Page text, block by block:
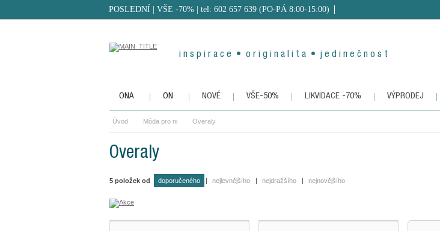
i n s p i r a c e • o r i g i n a l i t a • j e d i n e č n o s t
POSLEDNÍ | VŠE -70%| tel: 602 657 639 (PO-PÁ 8:00-15:00)
ONA ON NOVÉ VŠE-50% LIKVIDACE -70% VÝPRODEJ
Úvod Móda pro ni Overaly
Overaly
5 položek od doporučeného | nejlevnějšího | nejdražšího | nejnovějšího